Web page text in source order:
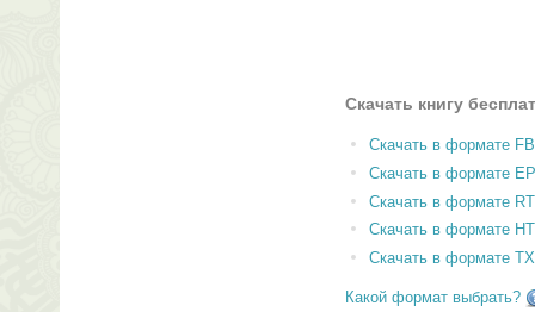
Скачать книгу
Скачать в формате
Скачать в формате
Скачать в формате
Скачать в формате
Скачать в формате
Какой формат выбрать?